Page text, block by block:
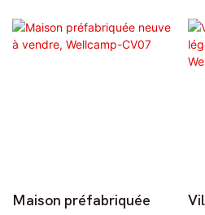
Maison préfabriquée